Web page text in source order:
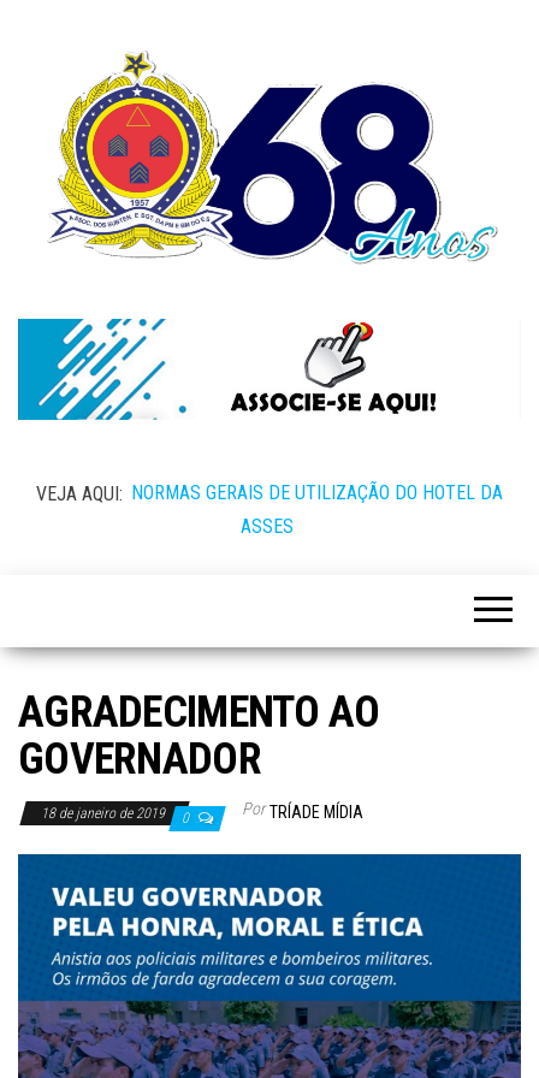
VEJA AQUI: NORMAS GERAIS DE UTILIZAÇÃO DO HOTEL DA
ASSES
AGRADECIMENTO AO
GOVERNADOR
18 de janeiro de 2019 0 Por TRÍADE MÍDIA